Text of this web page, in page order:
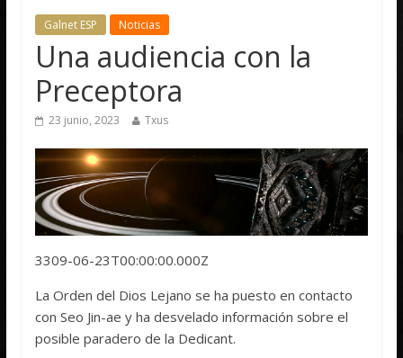
Galnet ESP Noticias
Una audiencia con la
Preceptora
23 junio, 2023 Txus
3309-06-23T00:00:00.000Z
La Orden del Dios Lejano se ha puesto en contacto
con Seo Jin-ae y ha desvelado información sobre el
posible paradero de la Dedicant.